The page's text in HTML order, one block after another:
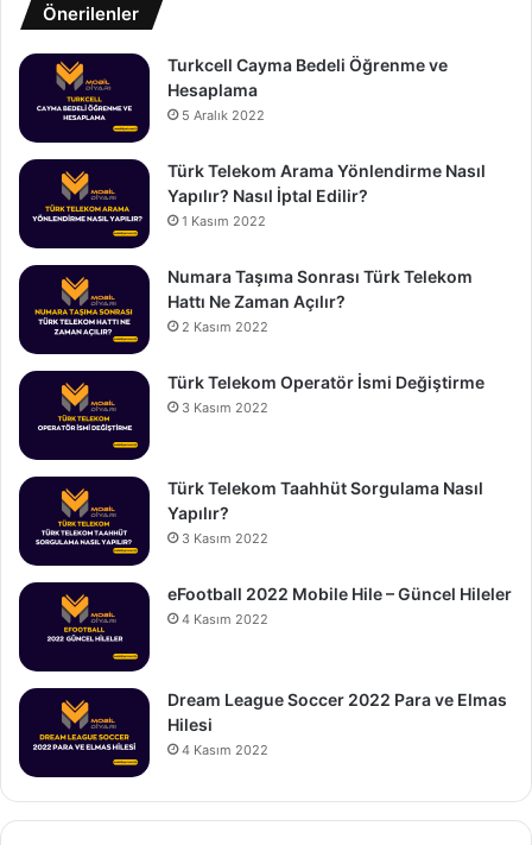
Önerilenler
Turkcell Cayma Bedeli Öğrenme ve
Hesaplama
5 Aralık 2022
Türk Telekom Arama Yönlendirme Nasıl
Yapılır? Nasıl İptal Edilir?
1 Kasım 2022
Numara Taşıma Sonrası Türk Telekom
Hattı Ne Zaman Açılır?
2 Kasım 2022
Türk Telekom Operatör İsmi Değiştirme
3 Kasım 2022
Türk Telekom Taahhüt Sorgulama Nasıl
Yapılır?
3 Kasım 2022
eFootball 2022 Mobile Hile – Güncel Hileler
4 Kasım 2022
Dream League Soccer 2022 Para ve Elmas
Hilesi
4 Kasım 2022